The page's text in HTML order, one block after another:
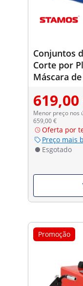
Conjuntos
Corte por
Máscara
619,00
Menor preço nos
659,00 €
Oferta por
Preço mais
Esgotado
Promoção